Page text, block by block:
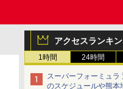
アクセスランキ
1時間 24時間
スーパーフォーミュ
のスケジュールや熊本